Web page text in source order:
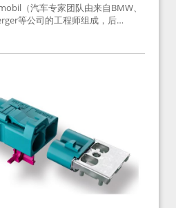
（汽车专家团队由来自BMW、
等公司的工程师组成，后
务及技术在2010年并入
为BMW需求用于车载收音机天线连
行业通用标准的射频连接器，被业